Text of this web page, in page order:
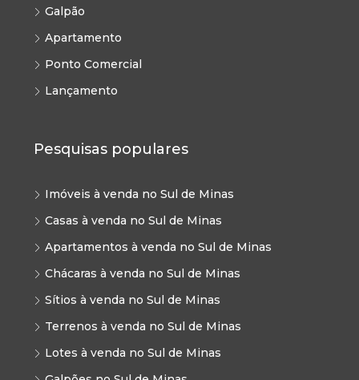
Galpão
Apartamento
Ponto Comercial
Lançamento
Pesquisas populares
Imóveis à venda no Sul de Minas
Casas à venda no Sul de Minas
Apartamentos à venda no Sul de Minas
Chácaras à venda no Sul de Minas
Sítios à venda no Sul de Minas
Terrenos à venda no Sul de Minas
Lotes à venda no Sul de Minas